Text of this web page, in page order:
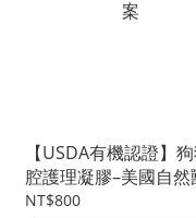
【USDA有機認證】
腔護理凝膠–美國自然
認證，口臭與牙垢處理
NT$800